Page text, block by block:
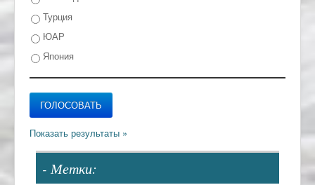
Турция
ЮАР
Япония
- Метки: